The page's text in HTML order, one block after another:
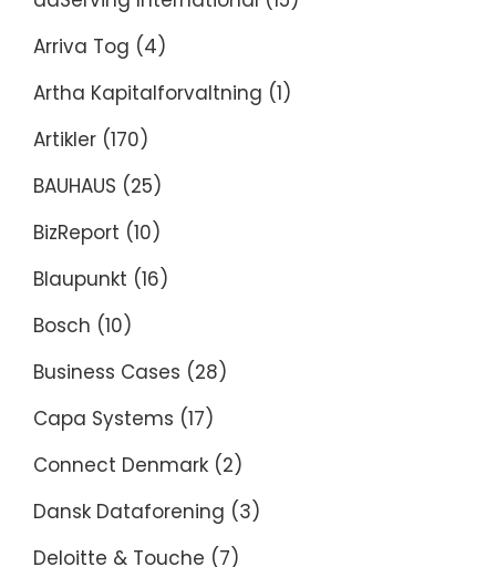
Arriva Tog (4)
Artha Kapitalforvaltning (1)
Artikler (170)
BAUHAUS (25)
BizReport (10)
Blaupunkt (16)
Bosch (10)
Business Cases (28)
Capa Systems (17)
Connect Denmark (2)
Dansk Dataforening (3)
Deloitte & Touche (7)